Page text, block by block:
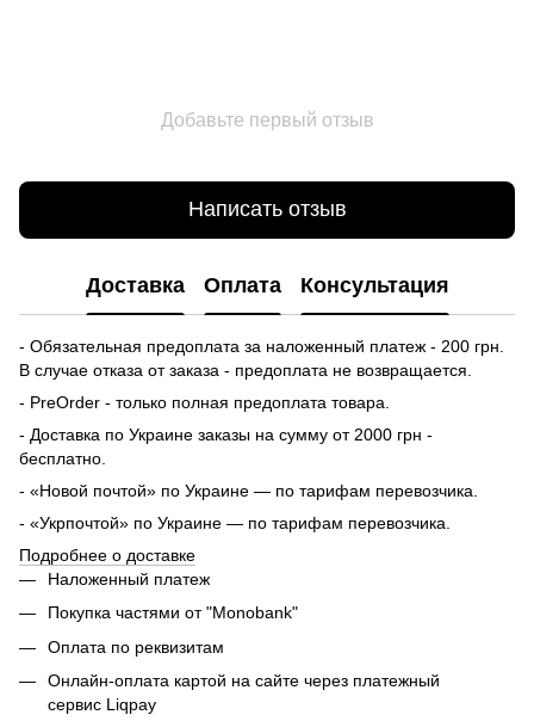
Добавьте первый отзыв
Написать отзыв
Доставка Оплата Консультация
- Обязательная предоплата за наложенный платеж - 200 грн.
В случае отказа от заказа - предоплата не возвращается.
- PreOrder - только полная предоплата товара.
- Доставка по Украине заказы на сумму от 2000 грн -
бесплатно.
- «Новой почтой» по Украине — по тарифам перевозчика.
- «Укрпочтой» по Украине — по тарифам перевозчика.
Подробнее о доставке
Наложенный платеж
Покупка частями от "Monobank"
Оплата по реквизитам
Онлайн-оплата картой на сайте через платежный
сервис Liqpay